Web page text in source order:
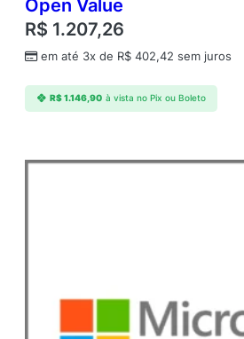
Open Value
R$ 1.207,26
em até 3x de R$ 402,42 sem juros
R$1.146,90 à vista no Pix ou Boleto